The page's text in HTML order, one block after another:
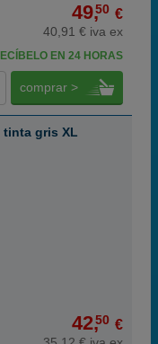
49,50 €
40,91 € iva ex
EN 24 HORAS
comprar >
tinta gris XL
42,50 €